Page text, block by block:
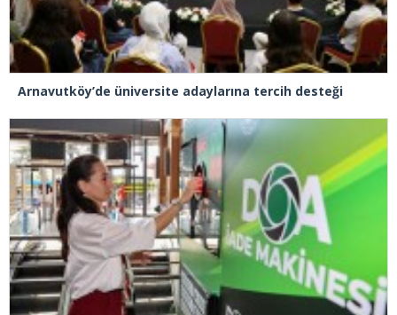
Arnavutköy’de üniversite adaylarına tercih desteği